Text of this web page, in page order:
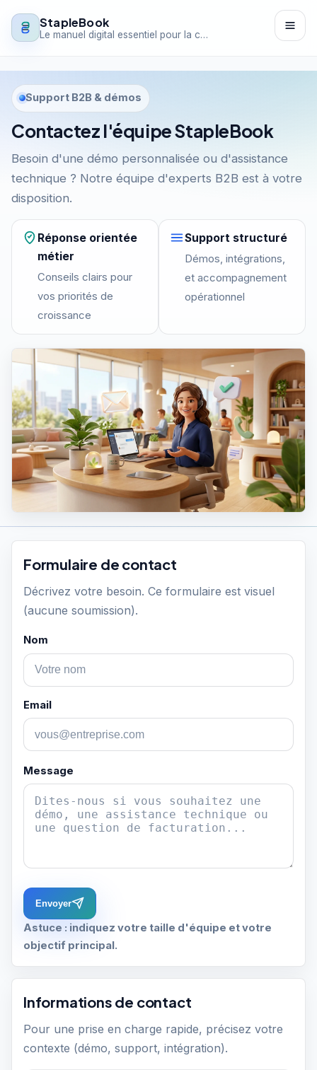
StapleBook
Le manuel digital essentiel pour la croissance de votre entreprise
Fonctionnalités
Tarifs
Ressources
Contact
Voir les tarifs Demander une démo
Support B2B & démos
Contactez l'équipe StapleBook
Besoin d'une démo personnalisée ou d'assistance
technique ? Notre équipe d'experts B2B est à votre
disposition.
Réponse orientée
métier
Conseils clairs pour
vos priorités de
croissance
Support structuré
Démos, intégrations,
et accompagnement
opérationnel
Formulaire de contact
Décrivez votre besoin. Ce formulaire est visuel
(aucune soumission).
Nom
Email
Message
Envoyer
Astuce : indiquez votre taille d'équipe et votre
objectif principal.
Informations de contact
Pour une prise en charge rapide, précisez votre
contexte (démo, support, intégration).